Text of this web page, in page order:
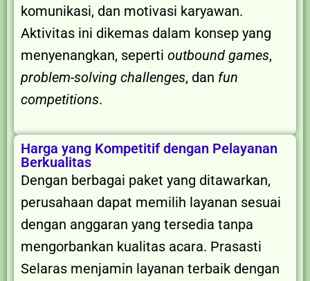
komunikasi, dan motivasi karyawan.
Aktivitas ini dikemas dalam konsep yang
menyenangkan, seperti outbound games,
problem-solving challenges, dan fun
competitions.
Harga yang Kompetitif dengan Pelayanan
Berkualitas
Dengan berbagai paket yang ditawarkan,
perusahaan dapat memilih layanan sesuai
dengan anggaran yang tersedia tanpa
mengorbankan kualitas acara. Prasasti
Selaras menjamin layanan terbaik dengan